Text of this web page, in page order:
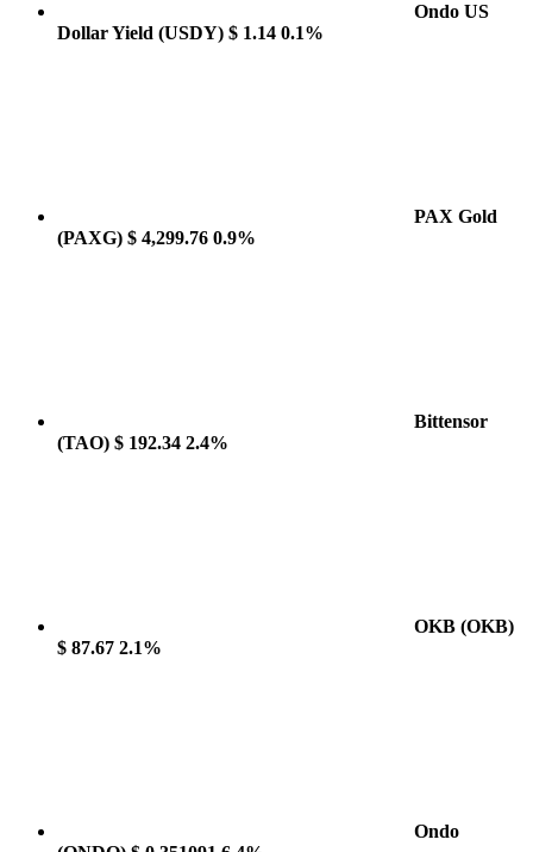
Ondo US
Dollar Yield (USDY) $ 1.14 0.1%
PAX Gold
(PAXG) $ 4,299.76 0.9%
Bittensor
(TAO) $ 192.34 2.4%
OKB (OKB)
$ 87.67 2.1%
Ondo